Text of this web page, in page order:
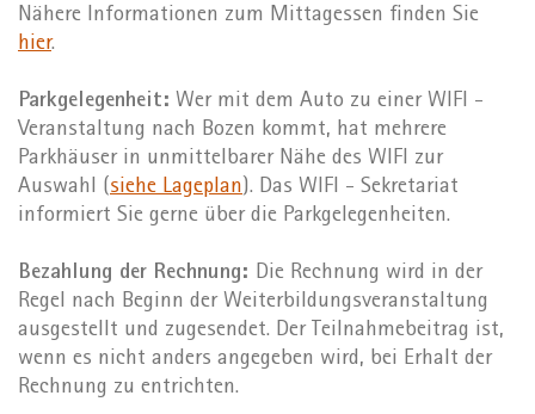
Nähere Informationen zum Mittagessen finden Sie
hier.
Parkgelegenheit: Wer mit dem Auto zu einer WIFI -
Veranstaltung nach Bozen kommt, hat mehrere
Parkhäuser in unmittelbarer Nähe des WIFI zur
Auswahl (siehe Lageplan). Das WIFI - Sekretariat
informiert Sie gerne über die Parkgelegenheiten.
Bezahlung der Rechnung: Die Rechnung wird in der
Regel nach Beginn der Weiterbildungsveranstaltung
ausgestellt und zugesendet. Der Teilnahmebeitrag ist,
wenn es nicht anders angegeben wird, bei Erhalt der
Rechnung zu entrichten.